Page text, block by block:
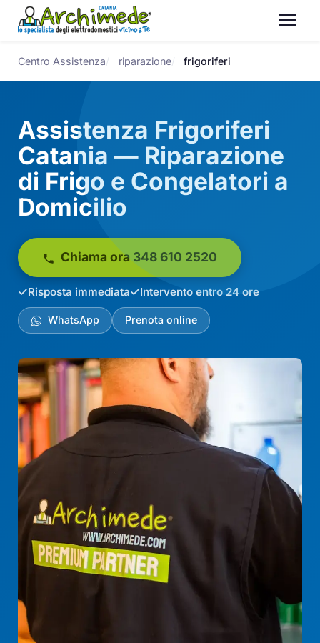
Centro Assistenza riparazione frigoriferi
Assistenza Frigoriferi
Catania — Riparazione
di Frigo e Congelatori a
Domicilio
Chiama ora 348 610 2520
Risposta immediata Intervento entro 24 ore
WhatsApp Prenota online